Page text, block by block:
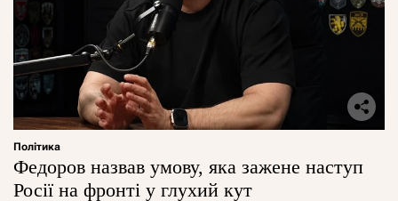
Політика
Федоров назвав умову, яка зажене наступ
Росії на фронті у глухий кут